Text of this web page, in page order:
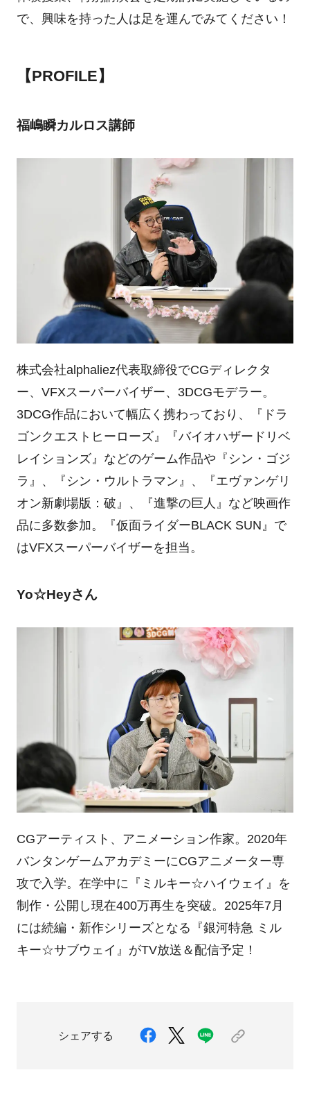
で、興味を持った人は足を運んでみてください！
【PROFILE】
福嶋瞬カルロス講師
株式会社alphaliez代表取締役でCGディレクタ
ー、 VFX スーパーバイザー、 3DCGモデラー。
3DCG作品において幅広く携わっており、『ドラ
ゴンクエストヒーローズ』『バイオハザードリベ
レイションズ』などのゲーム作品や『シン・ゴジ
ラ』、『シン・ウルトラマン』、『エヴァンゲリ
オン新劇場版：破』、『進撃の巨人』など映画作
品に多数参加。『仮面ライダーBLACK SUN 』で
はVFX スーパーバイザーを担当。
Yo☆Heyさん
CGアーティスト、アニメーション作家。 2020年
バンタンゲームアカデミーにCGアニメーター専
攻で入学。在学中に『ミルキー☆ハイウェイ』を
制作・公開し現在400万再生を突破。 2025年7月
には続編・新作シリーズとなる『銀河特急 ミル
キー☆サブウェイ』がTV放送＆配信予定！
シェアする